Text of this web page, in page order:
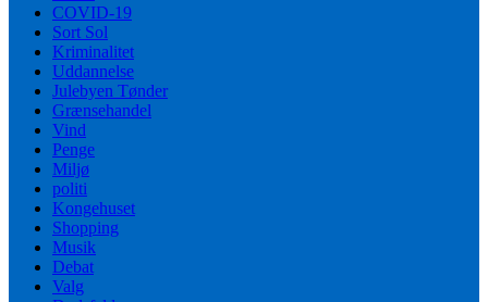
COVID-19
Sort Sol
Kriminalitet
Uddannelse
Julebyen Tønder
Grænsehandel
Vind
Penge
Miljø
politi
Kongehuset
Shopping
Musik
Debat
Valg